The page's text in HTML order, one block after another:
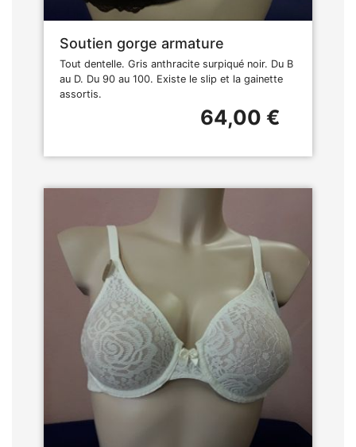
Soutien gorge armature
Tout dentelle. Gris anthracite surpiqué noir. Du B
au D. Du 90 au 100. Existe le slip et la gainette
assortis.
64,00 €